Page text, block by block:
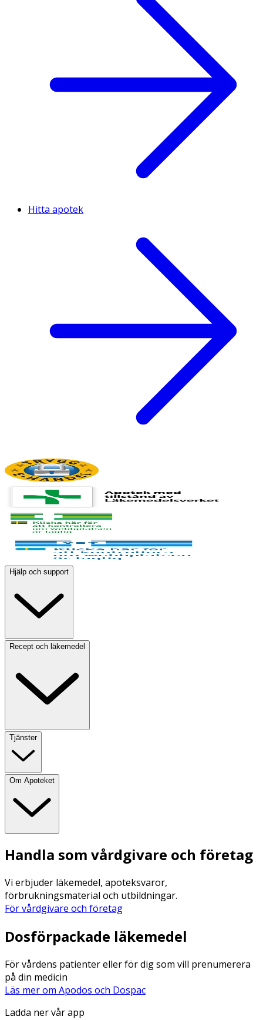
Hitta apotek
Hjälp och support
Recept och läkemedel
Tjänster
Om Apoteket
Handla som vårdgivare och företag
Vi erbjuder läkemedel, apoteksvaror,
förbrukningsmaterial och utbildningar.
För vårdgivare och företag
Dosförpackade läkemedel
För vårdens patienter eller för dig som vill prenumerera
på din medicin
Läs mer om Apodos och Dospac
Ladda ner vår app